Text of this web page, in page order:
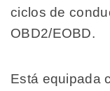
ciclos de
OBD2/EOBD.
Está equipada